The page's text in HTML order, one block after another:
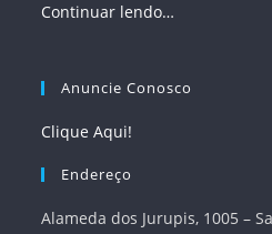
Continuar lendo…
Anuncie Conosco
Clique Aqui!
Endereço
Alameda dos Jurupis, 1005 –